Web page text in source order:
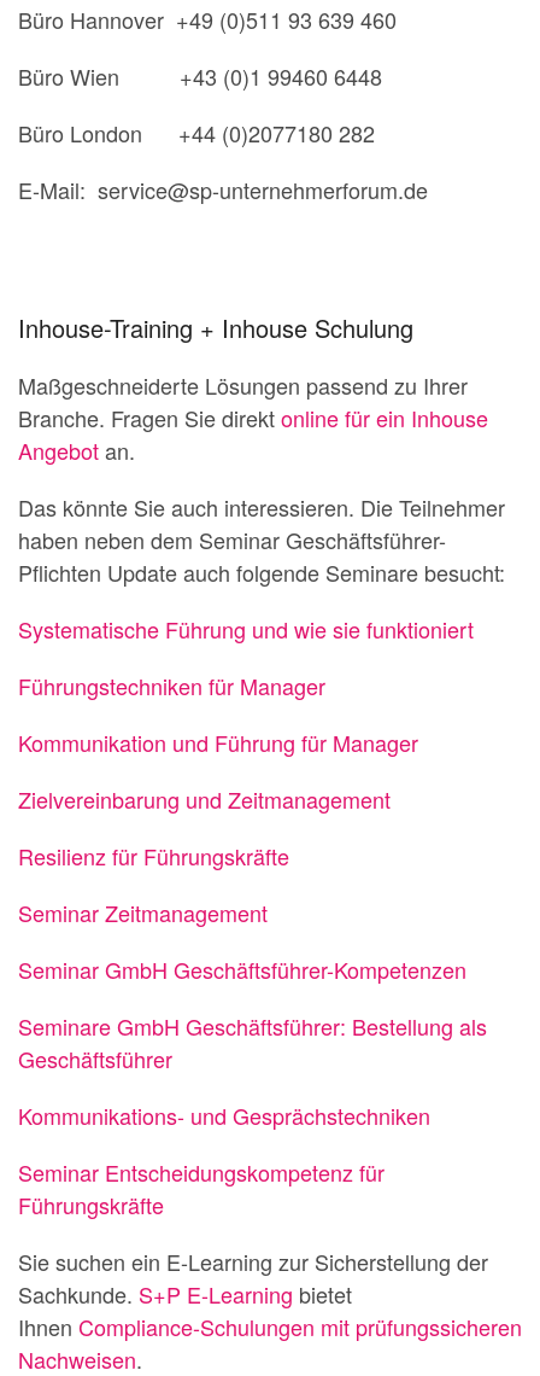
Büro Hannover +49 (0)511 93 639 460
Büro Wien +43 (0)1 99460 6448
Büro London +44 (0)2077180 282
E-Mail: service@sp-unternehmerforum.de
Inhouse-Training + Inhouse Schulung
Maßgeschneiderte Lösungen passend zu Ihrer
Branche. Fragen Sie direktonline für ein Inhouse
Angebotan.
Das könnte Sie auch interessieren. Die Teilnehmer
haben neben dem Seminar Geschäftsführer-
Pflichten Update auch folgende Seminare besucht:
Systematische Führung und wie sie funktioniert
Führungstechniken für Manager
Kommunikation und Führung für Manager
Zielvereinbarung und Zeitmanagement
Resilienz für Führungskräfte
Seminar Zeitmanagement
Seminar GmbH Geschäftsführer-Kompetenzen
Seminare GmbH Geschäftsführer: Bestellung als
Geschäftsführer
Kommunikations- und Gesprächstechniken
Seminar Entscheidungskompetenz für
Führungskräfte
Sie suchen ein E-Learning zur Sicherstellung der
Sachkunde. S+P E-Learning bietet
Ihnen Compliance-Schulungen mit prüfungssicheren
Nachweisen.